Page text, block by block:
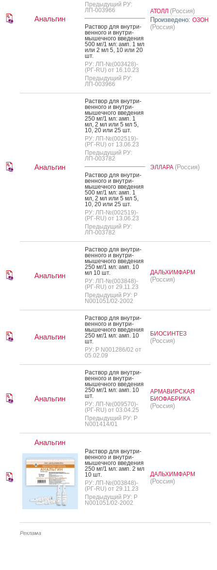
Анальгин
Предыдущий РУ:
ЛП-003966
Рас­твор для внут­ри­
вен­но­го и внут­ри­
мышеч­но­го вве­дения
500 мг/1 мл: амп. 1 мл
или 2 мл 5, 10 или 20
шт.
РУ: ЛП-№(003428)-
(РГ-RU) от 16.10.23
Предыдущий РУ:
ЛП-003966
АТОЛЛ (Россия)
Произведено: ОЗОН
(Россия)
Анальгин
Рас­твор для внут­ри­
вен­но­го и внут­ри­
мышеч­но­го вве­дения
250 мг/1 мл: амп. 1
мл, 2 мл или 5 мл 5,
10, 20 или 25 шт.
РУ: ЛП-№(002519)-
(РГ-RU) от 13.06.23
Предыдущий РУ:
ЛП-003782
Рас­твор для внут­ри­
вен­но­го и внут­ри­
мышеч­но­го вве­дения
500 мг/1 мл: амп. 1
мл, 2 мл или 5 мл 5,
10, 20 или 25 шт.
РУ: ЛП-№(002519)-
(РГ-RU) от 13.06.23
Предыдущий РУ:
ЛП-003782
ЭЛЛАРА (Россия)
Анальгин
Рас­твор для внут­ри­
вен­но­го и внут­ри­
мышеч­но­го вве­дения
250 мг/1 мл: амп. 10
мл 10 шт.
РУ: ЛП-№(003848)-
(РГ-RU) от 29.11.23
Предыдущий РУ: Р
N001051/02-2002
ДАЛЬХИМФАРМ
(Россия)
Анальгин
Рас­твор для внут­ри­
вен­но­го и внут­ри­
мышеч­но­го вве­дения
250 мг/1 мл: амп. 10
шт.
РУ: Р N001286/02 от
05.02.09
БИОСИНТЕЗ
(Россия)
Анальгин
Рас­твор для внут­ри­
вен­но­го и внут­ри­
мышеч­но­го вве­дения
250 мг/1 мл: амп. 10
шт.
РУ: ЛП-№(009570)-
(РГ-RU) от 03.04.25
Предыдущий РУ: Р
N001414/01
АРМАВИРСКАЯ
БИОФАБРИКА
(Россия)
Анальгин
Рас­твор для внут­ри­
вен­но­го и внут­ри­
мышеч­но­го вве­дения
250 мг/1 мл: амп. 2 мл
10 шт.
РУ: ЛП-№(003848)-
(РГ-RU) от 29.11.23
Предыдущий РУ: Р
N001051/02-2002
ДАЛЬХИМФАРМ
(Россия)
Реклама